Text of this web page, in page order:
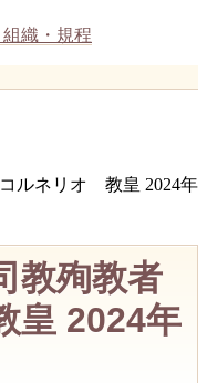
織・規程
ルネリオ 教皇 2024年
殉教者
2024年